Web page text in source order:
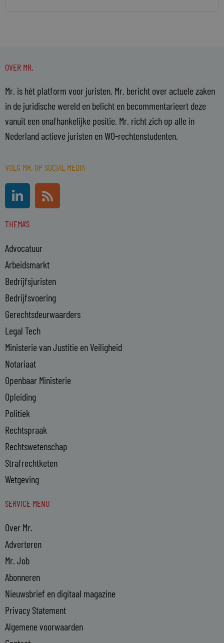
OVER MR.
Mr. is hét platform voor juristen. Mr. bericht over actuele zaken
in de juridische wereld en belicht en becommentarieert deze
vanuit een onafhankelijke positie. Mr. richt zich op alle in
Nederland actieve juristen en WO-rechtenstudenten.
VOLG MR. OP SOCIAL MEDIA
L
i
n
k
d
i
n
-
i
n
R
s
s
THEMA'S
Advocatuur
Arbeidsmarkt
Bedrijfsjuristen
Bedrijfsvoering
Gerechtsdeurwaarders
Legal Tech
Ministerie van Justitie en Veiligheid
Notariaat
Openbaar Ministerie
Opleiding
Politiek
Rechtspraak
Rechtswetenschap
Strafrechtketen
Wetgeving
SERVICE MENU
Over Mr.
Adverteren
Mr. Job
Abonneren
Nieuwsbrief en digitaal magazine
Privacy Statement
Algemene voorwaarden